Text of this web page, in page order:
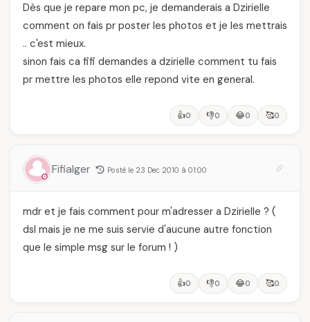
Dès que je repare mon pc, je demanderais a Dzirielle
comment on fais pr poster les photos et je les mettrais
.. c'est mieux.
sinon fais ca fifi demandes a dzirielle comment tu fais
pr mettre les photos elle repond vite en general.
👍0 👎0 😂0 🥰0
Fifialger Posté le 23 Dec 2010 à 01:00
mdr et je fais comment pour m'adresser a Dzirielle ? (
dsl mais je ne me suis servie d'aucune autre fonction
que le simple msg sur le forum ! )
👍0 👎0 😂0 🥰0